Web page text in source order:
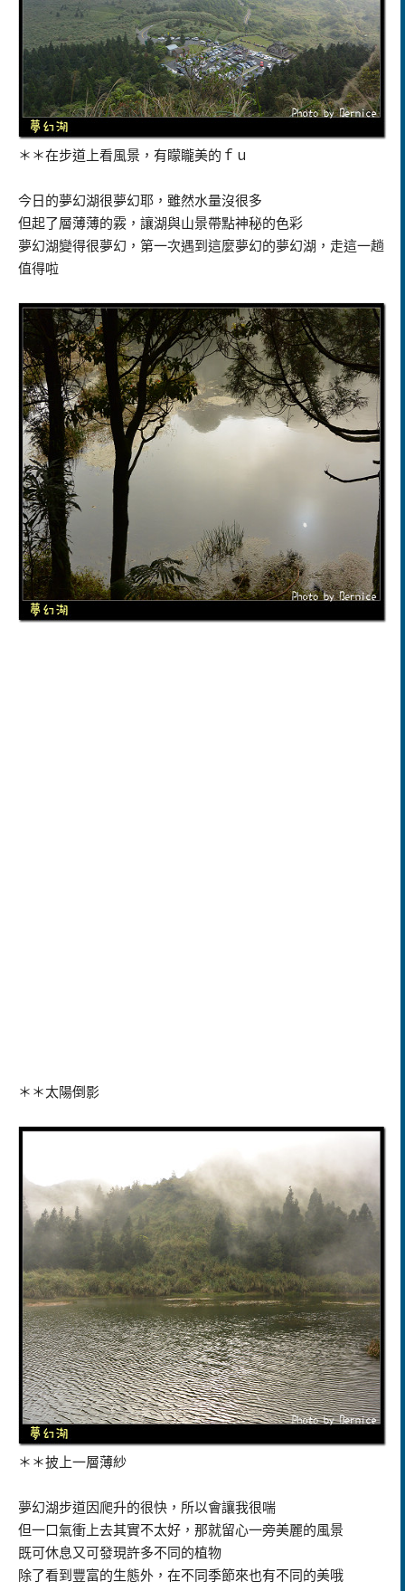
＊＊在步道上看風景，有矇矓美的ｆｕ
今日的夢幻湖很夢幻耶，雖然水量沒很多
但起了層薄薄的霚，讓湖與山景帶點神秘的色彩
夢幻湖變得很夢幻，第一次遇到這麼夢幻的夢幻湖，走這一趟
值得啦
＊＊太陽倒影
＊＊披上一層薄紗
夢幻湖步道因爬升的很快，所以會讓我很喘
但一口氣衝上去其實不太好，那就留心一旁美麗的風景
既可休息又可發現許多不同的植物
除了看到豐富的生態外，在不同季節來也有不同的美哦